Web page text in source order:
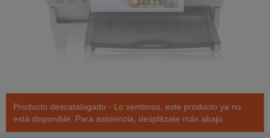
Producto descatalogado - Lo sentimos, este producto ya no
está disponible. Para asistencia, desplázate más abajo.